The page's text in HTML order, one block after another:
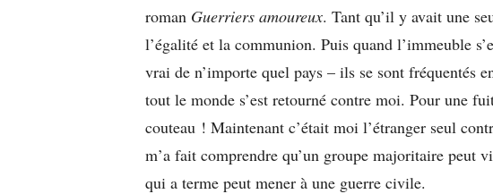
roman Guerriers amoureux. Tant qu’il y avait une
l’égalité et la communion. Puis quand l’immeuble
vrai de n’importe quel pays – ils se sont fréquentés
tout le monde s’est retourné contre moi. Pour une
couteau ! Maintenant c’était moi l’étranger seul
m’a fait comprendre qu’un groupe majoritaire peut
qui a terme peut mener à une guerre civile.